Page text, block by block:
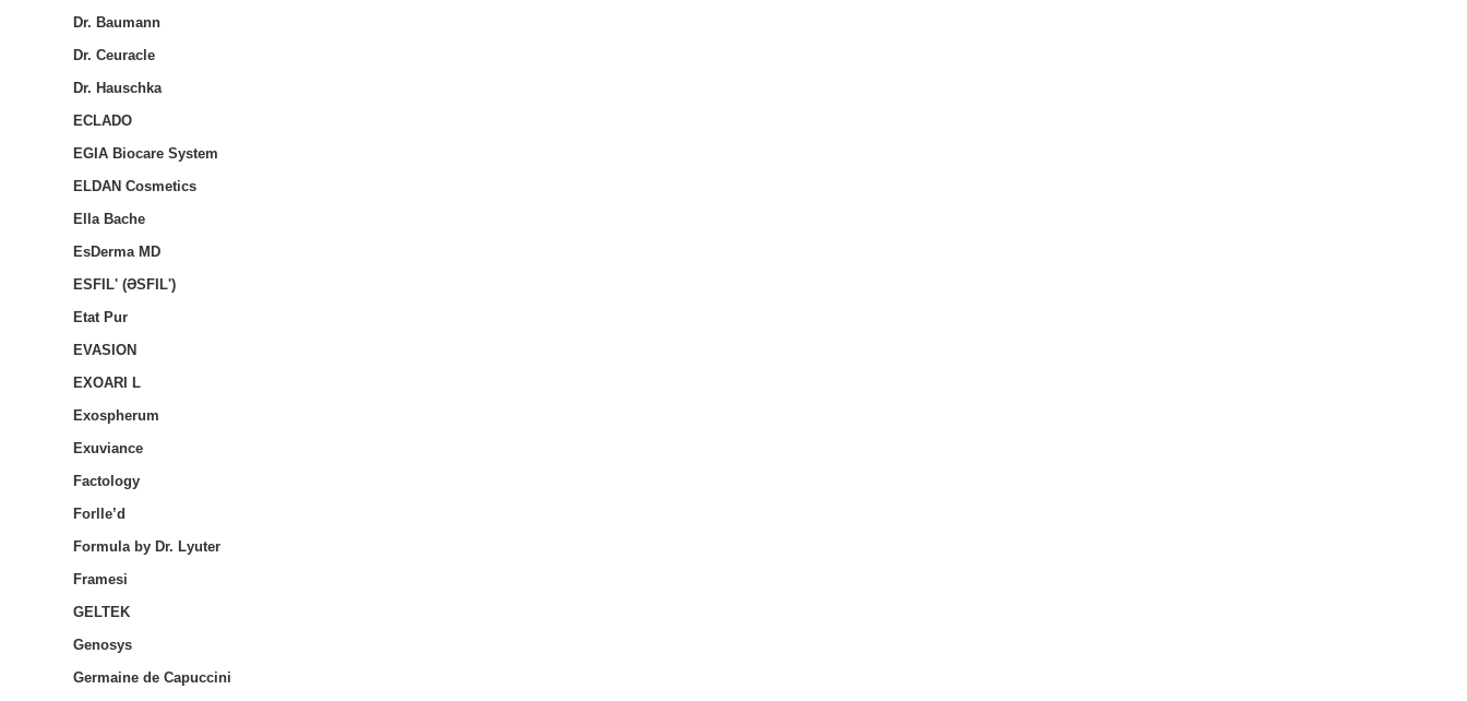
Dr. Baumann
Dr. Ceuracle
Dr. Hauschka
ECLADO
EGIA Biocare System
ELDAN Cosmetics
Ella Bache
EsDerma MD
ESFIL' (ƏSFIL')
Etat Pur
EVASION
EXOARI L
Exospherum
Exuviance
Factology
Forlle’d
Formula by Dr. Lyuter
Framesi
GELTEK
Genosys
Germaine de Capuccini